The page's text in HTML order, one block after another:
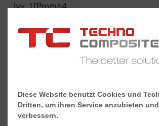
Iyy, 10³mm^4
Torsionskonstante J,
10³mm^4
Schwerpunkt x, mm 42,5
Diese Website benutzt Cookies und
Dritten, um ihren Service anzubieten
verbessern.